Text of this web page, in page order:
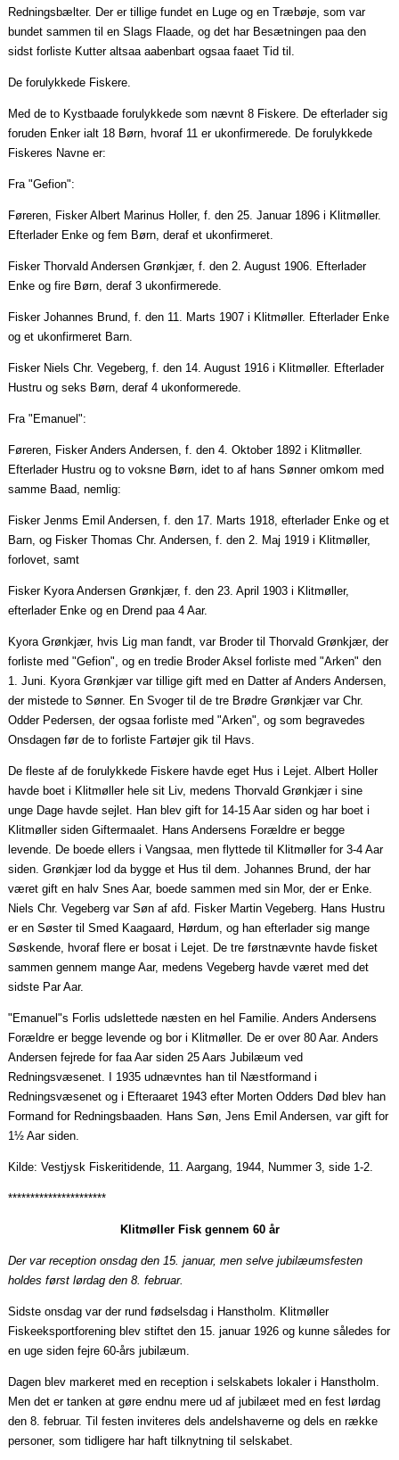
Redningsbælter. Der er tillige fundet en Luge og en Træbøje, som var
bundet sammen til en Slags Flaade , og det har Besætningenpaa den
sidst forliste Kutteraltsaa aabenbart ogsaa faaet Tid til.
De forulykkede Fiskere.
Med de to Kystbaade forulykkede som nævnt 8 Fiskere. De efterlader sig
foruden Enkerialt 18 Børn, hvoraf 11 erukonfirmerede . De forulykkede
Fiskeres Navne er:
Fra "Gefion":
Føreren, Fisker Albert Marinus Holler, f. den 25.Januar1896 i Klitmøller.
Efterlader Enke og fem Børn, deraf etukonfirmeret
Fisker Thorvald Andersen Grønkjær, f. den 2. August 1906. Efterlader
Enke og fire Børn, deraf 3ukonfirmerede
Fisker Johannes Brund, f. den 11. Marts 1907 i Klitmøller. Efterlader Enke
og etukonfirmeret Barn.
Fisker Niels Chr. Vegeberg, f. den 14. August 1916 i Klitmøller. Efterlader
Hustru og seks Børn, deraf 4ukonformerede
Fra "Emanuel":
Føreren, Fisker Anders Andersen, f. den 4.Oktober1892 i Klitmøller.
Efterlader Hustru og to voksne Børn, idet to af hans Sønner omkom med
samme Baad, nemlig:
FiskerJenms Emil Andersen, f. den 17. Marts 1918, efterlader Enke og et
Barn, og Fisker Thomas Chr. Andersen, f. den 2. Maj 1919 i Klitmøller,
forlovet, samt
Fisker Kyora Andersen Grønkjær, f. den 23.April 1903 i Klitmøller,
efterlader Enke og en Drend paa 4Aar.
Kyora Grønkjær, hvis Lig man fandt, var Broder til Thorvald Grønkjær, der
forliste med "Gefion", og entredie Broder Aksel forliste med "Arken" den
1.Juni Kyora Grønkjær var tillige gift med en Datter af Anders Andersen,
der mistede to Sønner. En Svoger til de tre Brødre Grønkjær var Chr.
Odder Pedersen, derogsaa forliste med "Arken", og som begravedes
Onsdagen før de to forliste Fartøjer gik til Havs.
De fleste af de forulykkede Fiskere havde eget Hus i Lejet. Albert Holler
havde boet i Klitmøller hele sit Liv, medens Thorvald Grønkjær i sine
unge Dage havde sejlet. Han blev gift for 14-15Aarsiden og har boet i
Klitmøller sidenGiftermaalet . Hans Andersens Forældre er begge
levende. De boede ellers iVangsaa , men flyttede til Klitmøller for 3-4Aar
siden. Grønkjær lod da bygge et Hus til dem. Johannes Brund, der har
været gift en halv SnesAar, boede sammen med sin Mor, der er Enke.
Niels Chr. Vegeberg var Søn af afd. Fisker Martin Vegeberg. Hans Hustru
er en Søster til Smed Kaagaard, Hørdum, og han efterlader sig mange
Søskende, hvoraf flere er bosat i Lejet. De tre førstnævnte havde fisket
sammen gennem mangeAar, medens Vegeberg havde været med det
sidste ParAar.
"Emanuel"s Forlis udslettede næsten en hel Familie. Anders Andersens
Forældre er begge levende og bor i Klitmøller. De er over 80Aar. Anders
Andersen fejrede forfaa Aarsiden 25 Aars Jubilæum ved
Redningsvæsenet. I 1935 udnævntes han til Næstformand i
Redningsvæsenet og i Efteraaret 1943 efter Morten Odders Død blev han
Formand for Redningsbaaden . Hans Søn, Jens Emil Andersen, var gift for
1½Aarsiden.
Kilde: Vestjysk Fiskeritidende, 11.Aargang , 1944, Nummer 3, side 1-2.
**********************
Klitmøller Fisk gennem 60 år
Der var reception onsdag den 15. januar, men selve jubilæumsfesten
holdes først lørdag den 8. februar.
Sidste onsdag var der rund fødselsdag i Hanstholm. Klitmøller
Fiskeeksportforening blev stiftet den 15. januar 1926 og kunne således for
en uge siden fejre 60-års jubilæum.
Dagen blev markeret med en reception i selskabets lokaler i Hanstholm.
Men det er tanken at gøre endnu mere ud af jubilæet med en fest lørdag
den 8. februar. Til festen inviteres dels andelshaverne og dels en række
personer, som tidligere har haft tilknytning til selskabet.